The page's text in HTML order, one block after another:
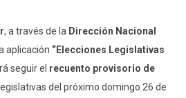
, a través de la Dirección Nacional
aplicación “Elecciones Legislativas
seguir el recuento provisorio de
del próximo domingo 26 de